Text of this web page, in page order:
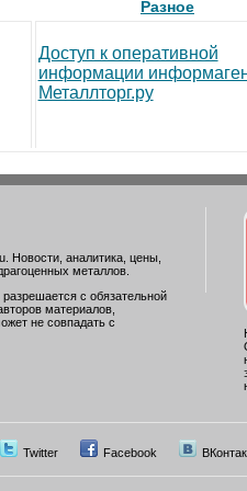
Разное
Доступ к оперативной
информации
Металлторг.ру
Новости, аналитика, цены,
металлов.
с обязательной
материалов,
не совпадать с
Twitter Facebook